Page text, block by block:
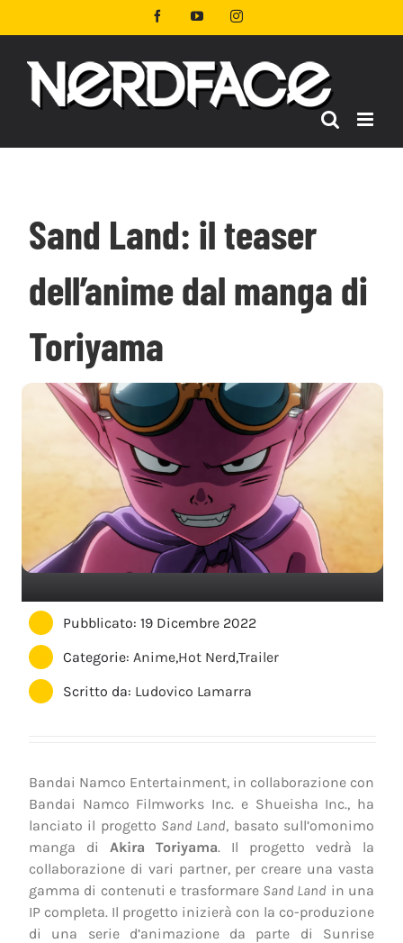
al
FacebookYouTubeInstagram
Sand Land: il teaser
dell’anime dal manga di
Toriyama
Pubblicato: 19 Dicembre 2022
Categorie:Anime,Hot Nerd,Trailer
Scritto da: Ludovico Lamarra
Bandai Namco Entertainment, in collaborazione con
Bandai Namco Filmworks Inc. e Shueisha Inc., ha
lanciato il progetto Sand Land, basato sull’omonimo
manga di Akira Toriyama. Il progetto vedrà la
collaborazione di vari partner, per creare una vasta
gamma di contenuti e trasformare Sand Land in una
IP completa. Il progetto inizierà con la co-produzione
di una serie d’animazione da parte di Sunrise